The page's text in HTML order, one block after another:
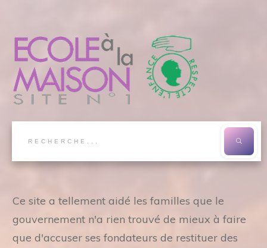
Ce site a tellement aidé les familles que le
gouvernement n'a rien trouvé de mieux à faire
que d'accuser ses fondateurs de restituer des